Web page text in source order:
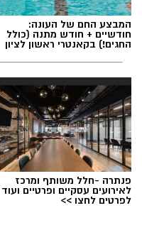
תגים:משרד הבריאות,
ההחלקות
המבצע החם של העונה:
חודשיים + חודש מתנה (כולל
החגים!) בקאנטרי ראשון לציון
פנתרה -חלל משותף ומרכז
לאירועים עסקיים ופרטיים ועוד
לפרטים לחצו >>